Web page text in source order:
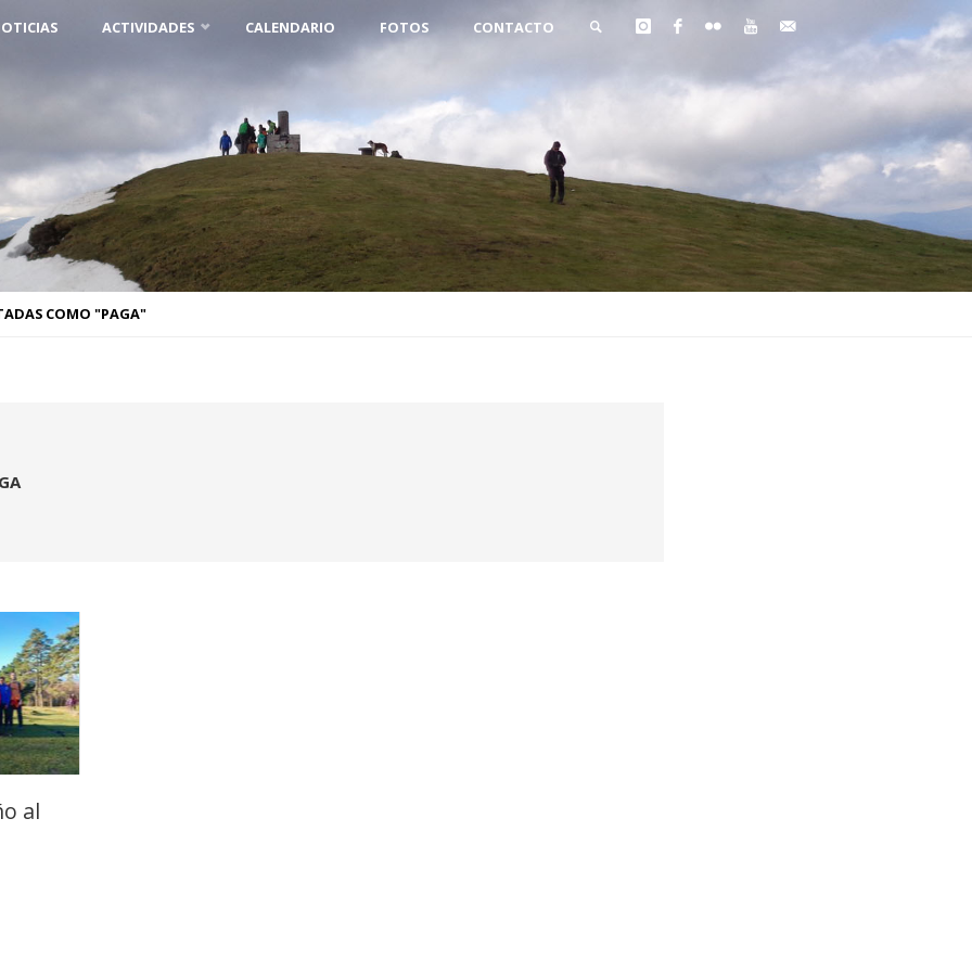
ACTIVIDADES CALENDARIO FOTOS CONTACTO
BUSCAR
COMO "PAGA"
al